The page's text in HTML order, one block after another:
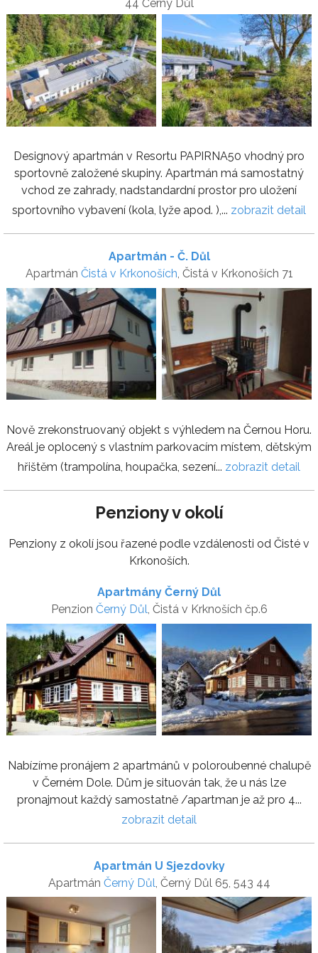
44 Černý Důl
Designový apartmán v Resortu PAPIRNA50 vhodný pro
sportovně založené skupiny. Apartmán má samostatný
vchod ze zahrady, nadstandardní prostor pro uložení
sportovního vybavení (kola, lyže apod. ),... zobrazit detail
Apartmán - Č. Důl
Apartmán Čistá v Krkonoších, Čistá v Krkonoších 71
Nově zrekonstruovaný objekt s výhledem na Černou Horu.
Areál je oplocený s vlastním parkovacím místem, dětským
hřištěm (trampolína, houpačka, sezení... zobrazit detail
Penziony v okolí
Penziony z okolí jsou řazené podle vzdálenosti od Čisté v
Krkonoších.
Apartmány Černý Důl
Penzion Černý Důl, Čistá v Krknoších čp.6
Nabízíme pronájem 2 apartmánů v poloroubenné chalupě
v Černém Dole. Dům je situován tak, že u nás lze
pronajmout každý samostatně /apartman je až pro 4...
zobrazit detail
Apartmán U Sjezdovky
Apartmán Černý Důl , Černý Důl 65, 543 44